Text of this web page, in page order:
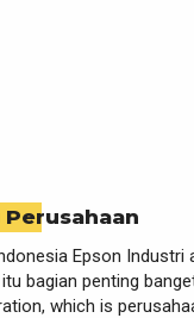
Epson Industri
bagian penting
which is